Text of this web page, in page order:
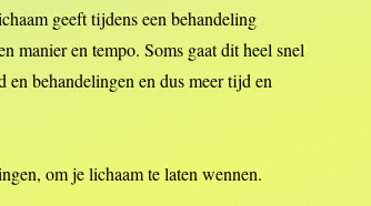
geeft tijdens een behandeling
manier en tempo. Soms gaat dit heel snel
en behandelingen en dus meer tijd en
om je lichaam te laten wennen.